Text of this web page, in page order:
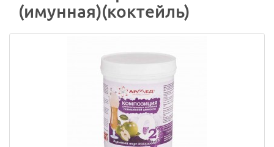
(имунная)(коктейль)